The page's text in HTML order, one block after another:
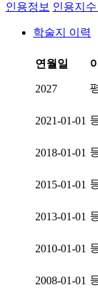
인용정보 인용지수
학술지 이력
연월일
2027
2021-01-01
2018-01-01
2015-01-01
2013-01-01
2010-01-01
2008-01-01